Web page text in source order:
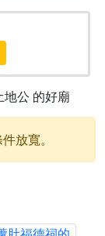
地公 的好廟
放寬。